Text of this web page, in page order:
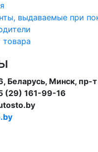
выдаваемые при
товара
Беларусь, Минск, пр-
(29) 161-99-16